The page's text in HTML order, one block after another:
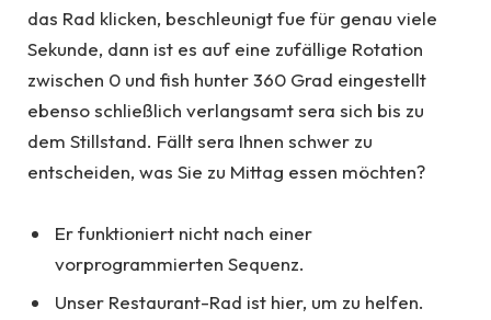
das Rad klicken, beschleunigt fue für genau viele
Sekunde, dann ist es auf eine zufällige Rotation
zwischen 0 und fish hunter 360 Grad eingestellt
ebenso schließlich verlangsamt sera sich bis zu
dem Stillstand. Fällt sera Ihnen schwer zu
entscheiden, was Sie zu Mittag essen möchten?
Er funktioniert nicht nach einer
vorprogrammierten Sequenz.
Unser Restaurant-Rad ist hier, um zu helfen.